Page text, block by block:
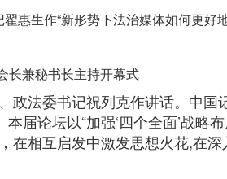
惠生作“新形势下法治媒体如何更好
长兼秘书长主持开幕式
法委书记祝列克作讲话。中国
届论坛以“加强‘四个全面’战略
相互启发中激发思想火花,在